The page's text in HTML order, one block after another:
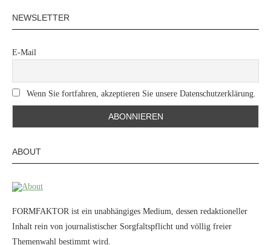
NEWSLETTER
E-Mail
Wenn Sie fortfahren, akzeptieren Sie unsere Datenschutzerklärung.
ABOUT
FORMFAKTOR ist ein unabhängiges Medium, dessen redaktioneller
Inhalt rein von journalistischer Sorgfaltspflicht und völlig freier
Themenwahl bestimmt wird.